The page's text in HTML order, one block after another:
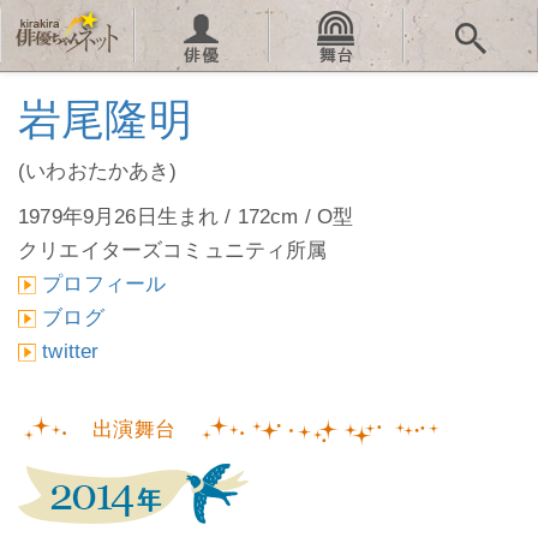
岩尾隆明
(いわおたかあき)
1979年9月26日生まれ / 172cm / O型
クリエイターズコミュニティ所属
プロフィール
ブログ
twitter
出演舞台